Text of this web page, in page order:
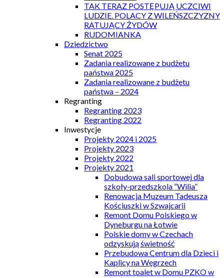
TAK TERAZ POSTĘPUJĄ UCZCIWI
LUDZIE. POLACY Z WILEŃSZCZYZNY
RATUJĄCY ŻYDÓW
RUDOMIANKA
Dziedzictwo
Senat 2025
Zadania realizowane z budżetu
państwa 2025
Zadania realizowane z budżetu
państwa – 2024
Regranting
Regranting 2023
Regranting 2022
Inwestycje
Projekty 2024 i 2025
Projekty 2023
Projekty 2022
Projekty 2021
Dobudowa sali sportowej dla
szkoły-przedszkola “Wilia”
Renowacja Muzeum Tadeusza
Kościuszki w Szwajcarii
Remont Domu Polskiego w
Dyneburgu na Łotwie
Polskie domy w Czechach
odzyskują świetność
Przebudowa Centrum dla Dzieci i
Kaplicy na Węgrzech
Remont toalet w Domu PZKO w